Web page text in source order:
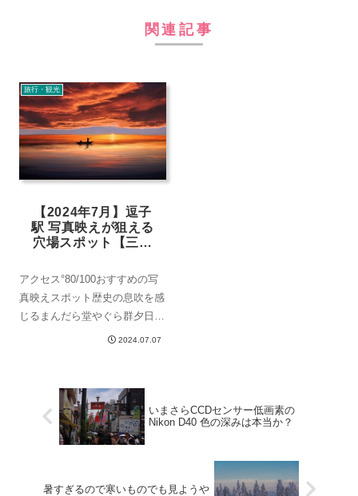
関連記事
旅行・観光
【2024年7月】逗子
駅 写真映えが狙える
穴場スポット【三浦
アクセス°80/100おすすめの写
真映えスポット歴史の息吹を感
じるまんだら堂やぐら群夕日の
絶景が広がる逗子海岸記事の経
う。最近では都内から鎌倉に向
けて乗車している観光客が少な
くありません...
2024.07.07
いまさらCCDセンサー低画素の
Nikon D40 色の深みは本当か？
暑すぎるので寒いものでも見ようや